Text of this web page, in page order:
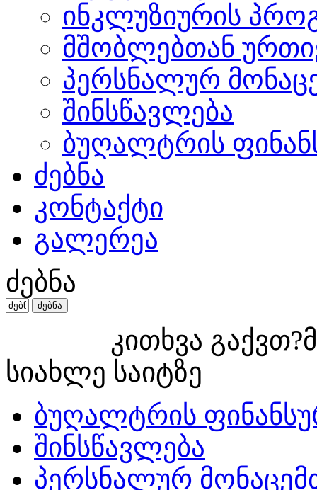
ინკლუზიურის
მშობლებთან
პერსნალურ
შინსწავლება
ბუღალტრის
ძებნა
კონტაქტი
გალერეა
ძებნა
კითხვა
სიახლე საიტზე
ბუღალტრის
შინსწავლება
პერსნალურ